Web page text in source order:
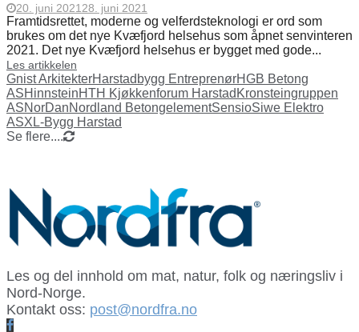
20. juni 2021 28. juni 2021
Framtidsrettet, moderne og velferdsteknologi er ord som
brukes om det nye Kvæfjord helsehus som åpnet senvinteren
2021. Det nye Kvæfjord helsehus er bygget med gode...
Les artikkelen
Gnist ArkitekterHarstadbygg EntreprenørHGB Betong
ASHinnsteinHTH Kjøkkenforum Harstad Kronsteingruppen
ASNorDanNordland BetongelementSensioSiwe Elektro
ASXL-Bygg Harstad
Se flere....
Les og del innhold om mat, natur, folk og næringsliv i
Nord-Norge.
Kontakt oss: post@nordfra.no
Facebook